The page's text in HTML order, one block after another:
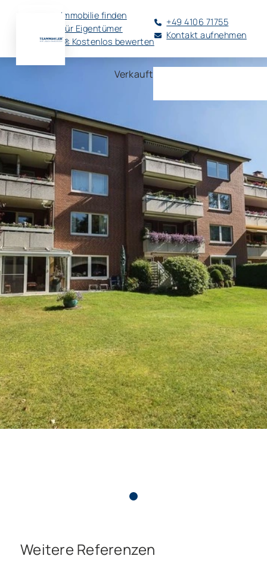
Immobilie finden
Für Eigentümer
🚀 Kostenlos bewerten
+49 4106 71755
Kontakt aufnehmen
Verkauft
Weitere Referenzen